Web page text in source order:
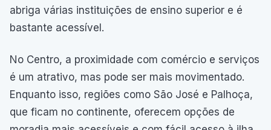
abriga várias instituições de ensino superior e é
bastante acessível.
No Centro, a proximidade com comércio e serviços
é um atrativo, mas pode ser mais movimentado.
Enquanto isso, regiões como São José e Palhoça,
que ficam no continente, oferecem opções de